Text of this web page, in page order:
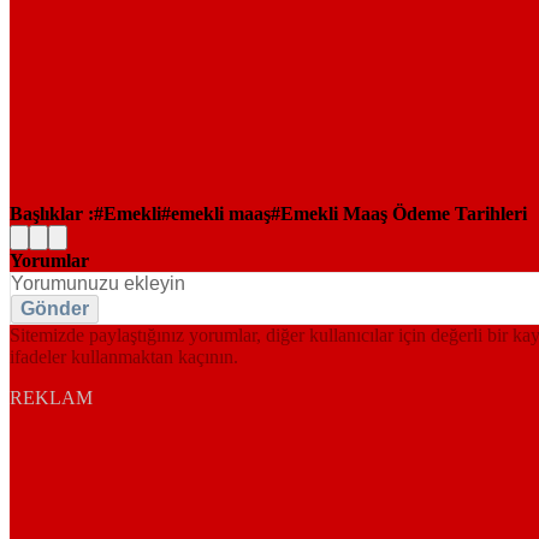
Başlıklar : Emekli emekli maaş Emekli Maaş Ödeme Tarihleri
Yorumlar
Gönder
Sitemizde paylaştığınız yorumlar, diğer kullanıcılar için değerli bir
ifadeler kullanmaktan kaçının.
REKLAM